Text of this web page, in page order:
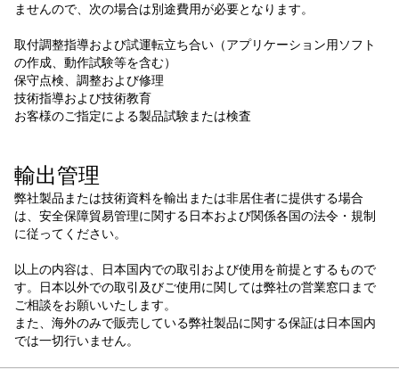
ませんので、次の場合は別途費用が必要となります。
取付調整指導および試運転立ち合い（アプリケーション用ソフト
の作成、動作試験等を含む）
保守点検、調整および修理
技術指導および技術教育
お客様のご指定による製品試験または検査
輸出管理
弊社製品または技術資料を輸出または非居住者に提供する場合
は、安全保障貿易管理に関する日本および関係各国の法令・規制
に従ってください。
以上の内容は、日本国内での取引および使用を前提とするもので
す。日本以外での取引及びご使用に関しては弊社の営業窓口まで
ご相談をお願いいたします。
また、海外のみで販売している弊社製品に関する保証は日本国内
では一切行いません。